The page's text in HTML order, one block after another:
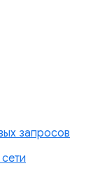
запросов